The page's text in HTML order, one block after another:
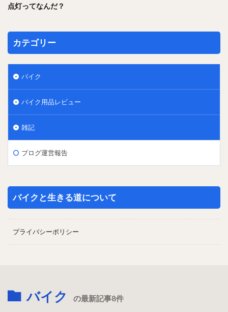
点灯ってなんだ？
カテゴリー
バイク
バイク用品レビュー
雑記
ブログ運営報告
バイクと生きる道について
プライバシーポリシー
バイク の最新記事8件